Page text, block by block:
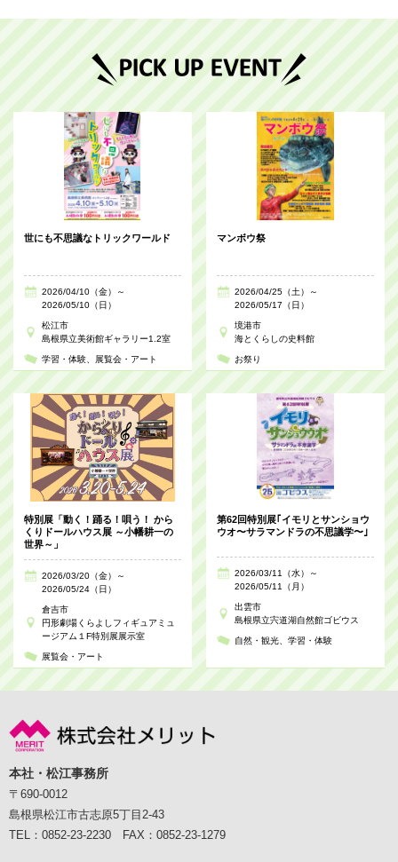
世にも不思議なトリックワールド
2026/04/10（金）～
2026/05/10（日）
松江市
島根県立美術館ギャラリー1.2室
学習・体験 展覧会・アート
マンボウ祭
2026/04/25（土）～
2026/05/17（日）
境港市
海とくらしの史料館
お祭り
特別展「動く！踊る！唄う！ から
くりドールハウス展 ～小幡耕一の
世界～」
2026/03/20（金）～
2026/05/24（日）
倉吉市
円形劇場くらよしフィギュアミュ
ージアム１F特別展展示室
展覧会・アート
第62回特別展｢イモリとサンショウ
ウオ〜サラマンドラの不思議学〜｣
2026/03/11（水）～
2026/05/11（月）
出雲市
島根県立宍道湖自然館ゴビウス
自然・観光 学習・体験
本社・松江事務所
〒690-0012
島根県松江市古志原5丁目2-43
TEL：0852-23-2230 FAX：0852-23-1279